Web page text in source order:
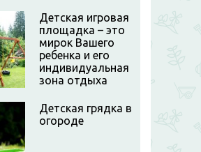
Детская игровая
площадка – это
мирок Вашего
ребенка и его
индивидуальная
зона отдыха
Детская грядка в
огороде